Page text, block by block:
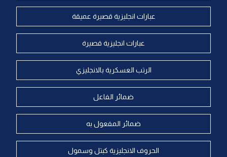
عبارات انجليزية قصيرة عميقة
عبارات انجليزية قصيرة
الرتب العسكرية بالانجليزي
ضمائر الفاعل
ضمائر المفعول به
الحروف الانجليزية كبتل وسمول